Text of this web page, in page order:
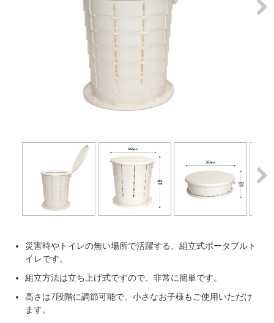
災害時やトイレの無い場所で活躍する、組立式ポータブルト
イレです。
組立方法は立ち上げ式ですので、非常に簡単です。
高さは7段階に調節可能で、小さなお子様もご使用いただけ
ます。